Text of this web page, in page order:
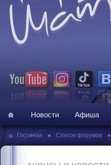
Новости Афиша
» Гостиная • Список форумов •